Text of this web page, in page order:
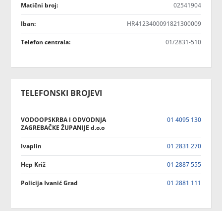
Matični broj: 02541904
Iban: HR4123400091821300009
Telefon centrala: 01/2831-510
TELEFONSKI BROJEVI
VODOOPSKRBA I ODVODNJA
ZAGREBAČKE ŽUPANIJE d.o.o
01 4095 130
Ivaplin 01 2831 270
Hep Križ 01 2887 555
Policija Ivanić Grad 01 2881 111